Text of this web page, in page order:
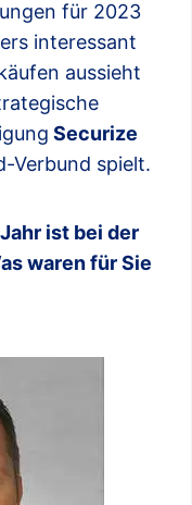
für 2023
interessant
aussieht
Securize
Verbund spielt.
ist bei der
waren für Sie